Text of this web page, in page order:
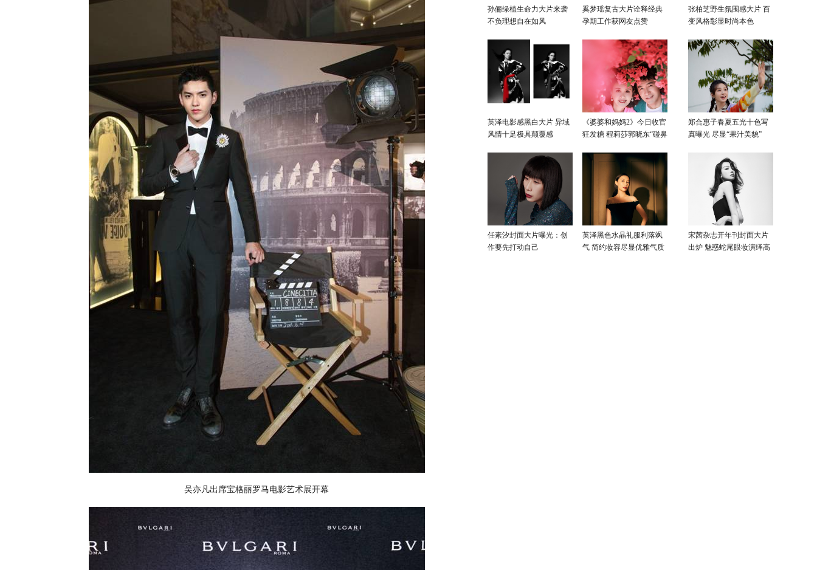
吴亦凡出席宝格丽罗马电影艺术展开幕
孙俪绿植生命力大片来袭
不负理想自在如风
奚梦瑶复古大片诠释经典
孕期工作获网友点赞
张柏芝野生氛围感大片 百
变风格彰显时尚本色
英泽电影感黑白大片 异域
风情十足极具颠覆感
《婆婆和妈妈2》今日收官
狂发糖 程莉莎郭晓东“碰鼻
郑合惠子春夏五光十色写
真曝光 尽显“果汁美貌”
任素汐封面大片曝光：创
作要先打动自己
英泽黑色水晶礼服利落飒
气 简约妆容尽显优雅气质
宋茜杂志开年刊封面大片
出炉 魅惑蛇尾眼妆演绎高